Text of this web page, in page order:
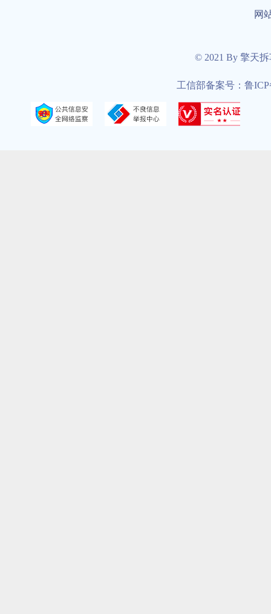
网
© 2021 By 擎天
工信部备案号：鲁